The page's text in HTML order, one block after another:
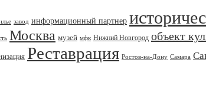
завод информационный партнер
Москва музей мфк Нижний Новгород объект
Реставрация Ростов-на-Дону Самара